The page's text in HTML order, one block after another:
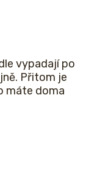
vypadají po
Přitom je
máte doma